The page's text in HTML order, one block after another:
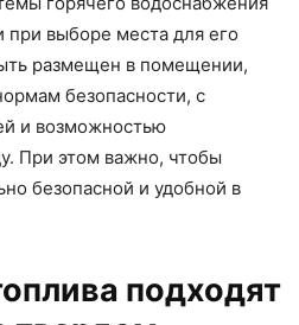
при выборе места для его
размещен в помещении,
безопасности, с
и возможностью
При этом важно, чтобы
безопасной и удобной в
подходят